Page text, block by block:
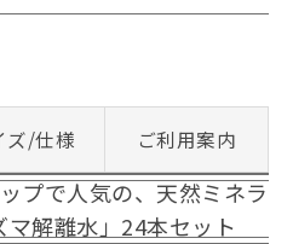
ズ/仕様 ご利用案内
プで人気の、天然ミネラ
解離水」24本セット